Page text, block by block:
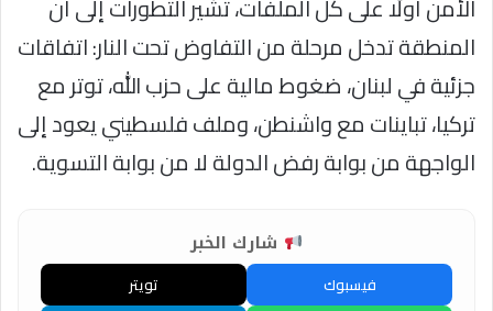
الأمن أولًا على كل الملفات، تشير التطورات إلى أن
المنطقة تدخل مرحلة من التفاوض تحت النار: اتفاقات
جزئية في لبنان، ضغوط مالية على حزب الله، توتر مع
تركيا، تباينات مع واشنطن، وملف فلسطيني يعود إلى
الواجهة من بوابة رفض الدولة لا من بوابة التسوية.
شارك الخبر
فيسبوك
تويتر